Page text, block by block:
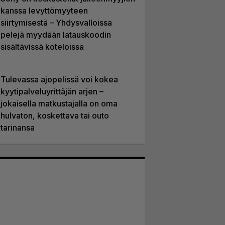
kanssa levyttömyyteen
siirtymisestä – Yhdysvalloissa
pelejä myydään latauskoodin
sisältävissä koteloissa
Tulevassa ajopelissä voi kokea
kyytipalveluyrittäjän arjen –
jokaisella matkustajalla on oma
hulvaton, koskettava tai outo
tarinansa